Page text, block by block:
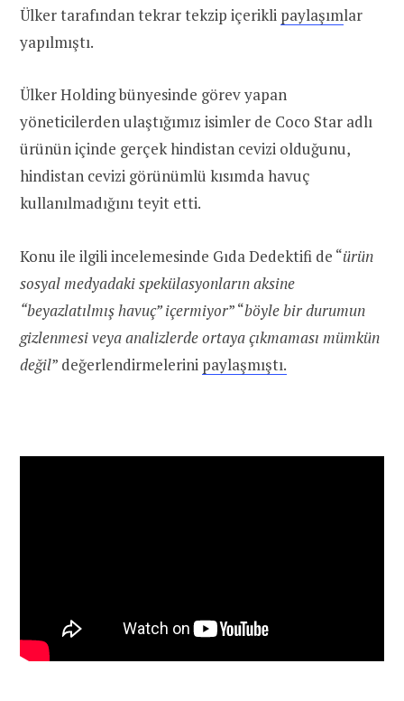
Ülker tarafından tekrar tekzip içerikli paylaşımlar
yapılmıştı.
Ülker Holding bünyesinde görev yapan
yöneticilerden ulaştığımız isimler de Coco Star adlı
ürünün içinde gerçek hindistan cevizi olduğunu,
hindistan cevizi görünümlü kısımdahavuç
kullanılmadığını teyit etti.
Konu ile ilgili incelemesinde Gıda Dedektifi de “ürün
sosyal medyadaki spekülasyonların aksine
“beyazlatılmış havuç” içermiyor” “böyle bir durumun
gizlenmesi veya analizlerde ortaya çıkmaması mümkün
değil” değerlendirmelerini paylaşmıştı.